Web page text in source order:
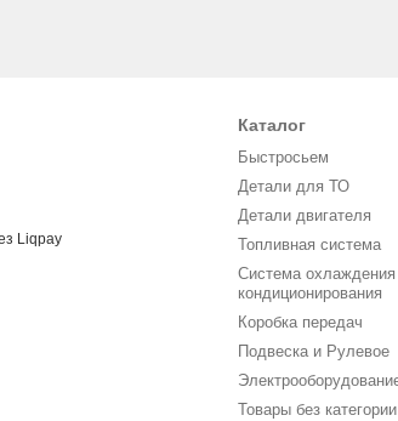
Каталог
Быстросьем
Детали для ТО
Детали двигателя
Топливная система
Система
кондиционирования
Коробка передач
Подвеска и Рулевое
Товары без категории